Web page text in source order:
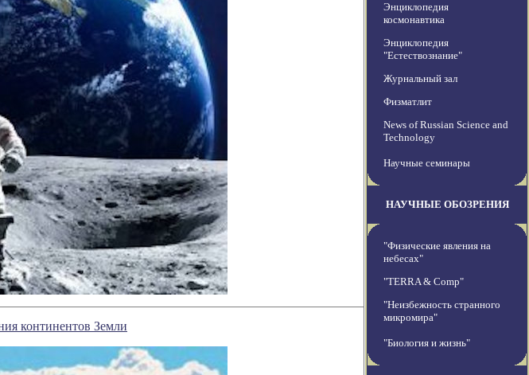
континентов Земли
Энциклопедия
космонавтика
Энциклопедия
"Естествознание"
Журнальный зал
Физматлит
News of Russian Science and
Technology
Научные семинары
НАУЧНЫЕ ОБОЗРЕНИЯ
"Физические явления на
небесах"
"TERRA & Comp"
"Неизбежность странного
микромира"
"Биология и жизнь"